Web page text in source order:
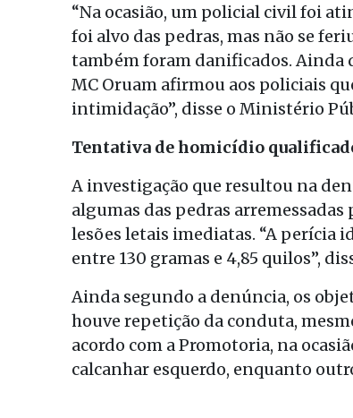
“Na ocasião, um policial civil foi
foi alvo das pedras, mas não se
também foram danificados. Ainda
MC Oruam afirmou aos policiais
intimidação”, disse o Ministério
Tentativa de homicídio
A investigação que resultou na
algumas das pedras
lesões letais imediatas. “A perícia
entre 130 gramas e 4,85 quilos”,
Ainda segundo a denúncia, os
houve repetição da conduta,
acordo com a Promotoria, na
calcanhar esquerdo, enquanto